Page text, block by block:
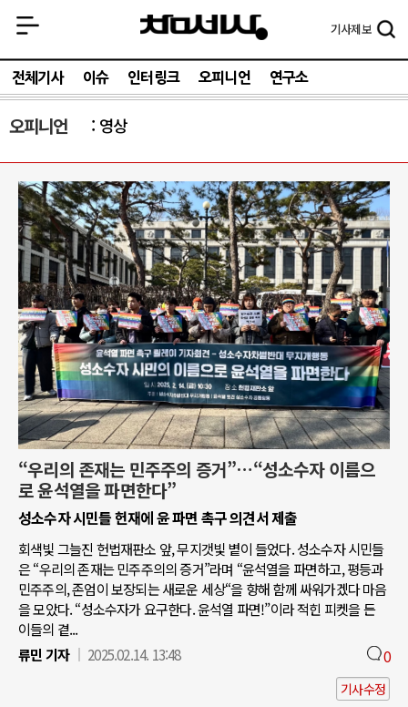
기사제보
전체기사 이슈 인터링크 오피니언 연구소
오피니언 영상
“우리의 존재는 민주주의 증거”…“성소수자 이름으
로 윤석열을 파면한다”
성소수자 시민들 헌재에 윤 파면 촉구 의견서 제출
회색빛 그늘진 헌법재판소 앞, 무지갯빛 볕이 들었다. 성소수자 시민들
은 “우리의 존재는 민주주의의 증거”라며 “윤석열을 파면하고, 평등과
민주주의, 존엄이 보장되는 새로운 세상“을 향해 함께 싸워가겠다 마음
을 모았다. “성소수자가 요구한다. 윤석열 파면!”이라 적힌 피켓을 든
이들의 곁...
류민 기자
2025.02.14. 13:48 0
기사수정